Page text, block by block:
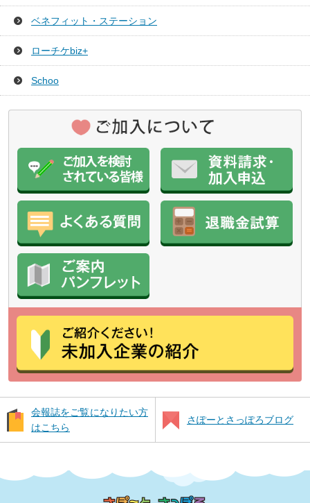
ベネフィット・ステーション
ローチケbiz+
Schoo
会報誌をご覧になりたい方
はこちら
さぽーとさっぽろブログ